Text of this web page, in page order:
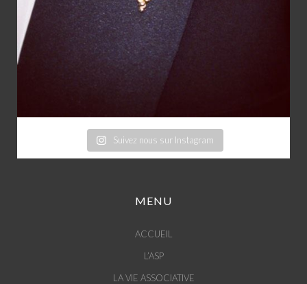
Suivez nous sur Instagram
MENU
ACCUEIL
L’ASP
LA VIE ASSOCIATIVE